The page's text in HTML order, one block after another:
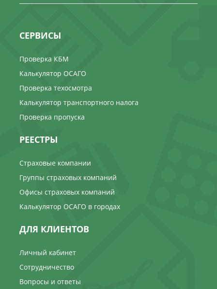
СЕРВИСЫ
Проверка КБМ
Калькулятор ОСАГО
Проверка техосмотра
Калькулятор транспортного налога
Проверка пропуска
РЕЕСТРЫ
Страховые компании
Группы страховых компаний
Офисы страховых компаний
Калькулятор ОСАГО в городах
ДЛЯ КЛИЕНТОВ
Личный кабинет
Сотрудничество
Вопросы и ответы